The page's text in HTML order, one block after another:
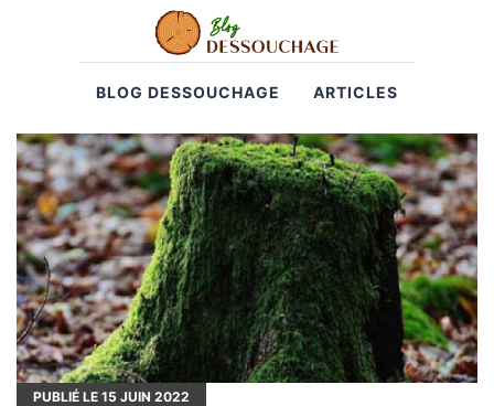
BLOG DESSOUCHAGE ARTICLES
PUBLIÉ LE 15 JUIN 2022